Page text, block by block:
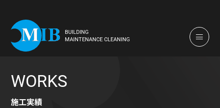
BUILDING
MAINTENANCE CLEANING
WORKS
施工実績